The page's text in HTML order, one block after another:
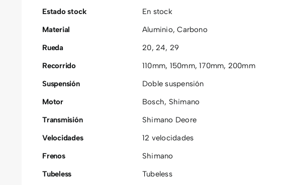
Estado stock
En stock
Material
Aluminio,Carbono
Rueda
20, 24, 29
Recorrido
110mm, 150mm,170mm, 200mm
Suspensión
Doble suspensión
Motor
Bosch, Shimano
Transmisión
Shimano Deore
Velocidades
12 velocidades
Frenos
Shimano
Tubeless
Tubeless